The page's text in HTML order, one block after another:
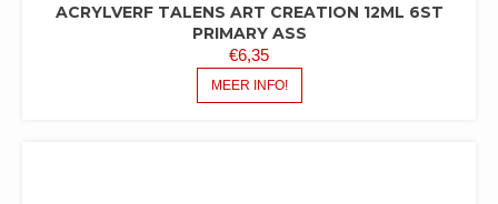
ACRYLVERF TALENS ART CREATION 12ML 6ST
PRIMARY ASS
€6,35
MEER INFO!